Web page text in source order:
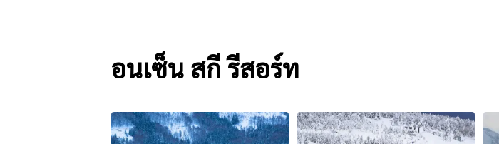
อนเซ็น สกี รีสอร์ท